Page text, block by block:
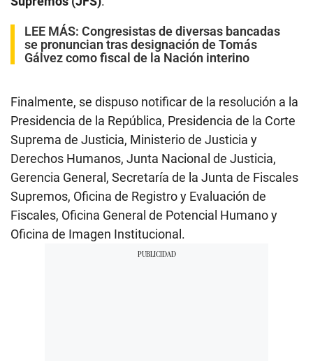
LEE MÁS: Congresistas de diversas bancadas
se pronuncian tras designación de Tomás
Gálvez como fiscal de la Nación interino
Finalmente, se dispuso notificar de la resolución a la
Presidencia de la República, Presidencia de la Corte
Suprema de Justicia, Ministerio de Justicia y
Derechos Humanos, Junta Nacional de Justicia,
Gerencia General, Secretaría de la Junta de Fiscales
Supremos, Oficina de Registro y Evaluación de
Fiscales, Oficina General de Potencial Humano y
Oficina de Imagen Institucional.